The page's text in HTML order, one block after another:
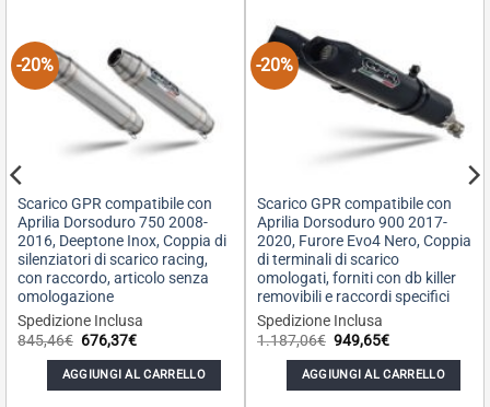
-20%
Scarico GPR compatibile con
Aprilia Dorsoduro 750 2008-
2016, Deeptone Inox, Coppia di
silenziatori di scarico racing,
con raccordo, articolo senza
omologazione
Spedizione Inclusa
845,46€ Il
prezzo
originale
era:
845,46€.
676,37€Il
attuale
è:
676,37€.
AGGIUNGI AL CARRELLO
-20%
Scarico GPR compatibile con
Aprilia Dorsoduro 900 2017-
2020, Furore Evo4 Nero, Coppia
di terminali di scarico
omologati, forniti con db killer
removibili e raccordi specifici
Spedizione Inclusa
1.187,06€ Il
prezzo
originale
era:
1.187,06€.
949,65€Il
attuale
è:
949,65€.
AGGIUNGI AL CARRELLO